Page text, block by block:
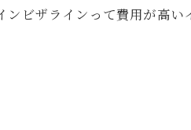
ンビザラインって費用が高